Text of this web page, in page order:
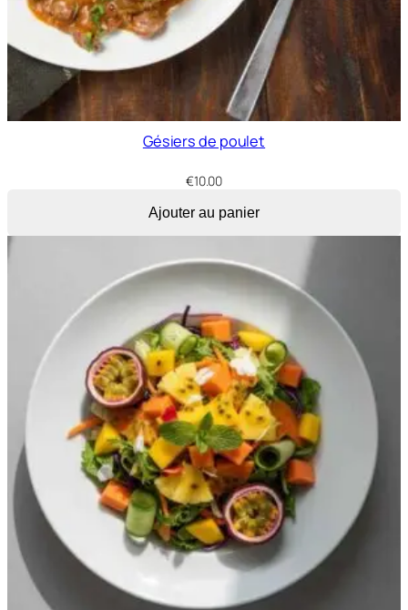
Gésiers de poulet
€10.00
Ajouter au panier